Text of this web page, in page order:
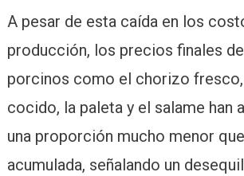
A pesar de esta caída en los
producción, los precios finales
porcinos como el chorizo
cocido, la paleta y el salame han
una proporción mucho menor
acumulada, señalando un